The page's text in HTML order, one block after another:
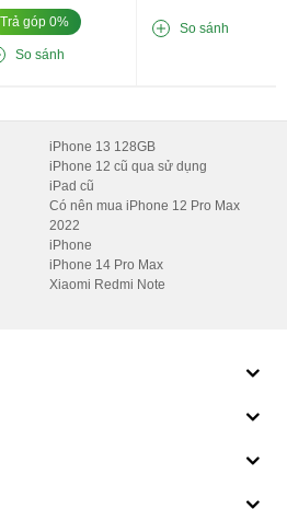
Galaxy S22 Ultra 5G Mỹ Cũ
flagship android đẹp và sang với
mạnh tạo cảm giác cực kỳ sang
Trả góp 0%
So sánh
So sánh
iPhone 13 128GB
iPhone 12 cũ qua sử dụng
iPad cũ
Có nên mua iPhone 12 Pro Max
2022
iPhone
iPhone 14 Pro Max
Xiaomi Redmi Note